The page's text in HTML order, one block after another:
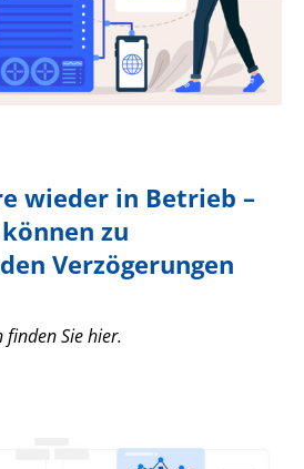
wieder in Betrieb –
zu
Verzögerungen
Sie hier.